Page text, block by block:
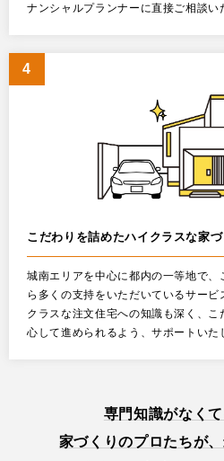
ナンシャルプランナーに直接ご相談い
こだわりを詰めたハイクラスな家
城南エリアを中心に都内の一等地で
ら多くの支持をいただいているサー
クラスな注文住宅への知識も深く、
心して進められるよう、サポートいた
専門知識がなくて
家づくりのプロたちが